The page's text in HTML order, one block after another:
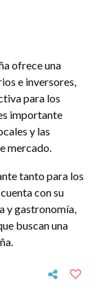
ofrece una
e inversores,
para los
importante
y las
mercado.
tanto para los
con su
y gastronomía,
buscan una